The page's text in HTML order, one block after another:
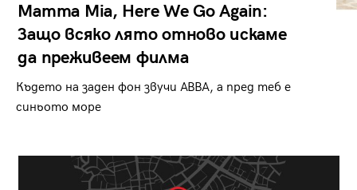
Mamma Mia, Here We Go Again:
Защо всяко лято отново искаме
да преживеем филма
Където на заден фон звучи ABBA, а пред теб е
синьото море